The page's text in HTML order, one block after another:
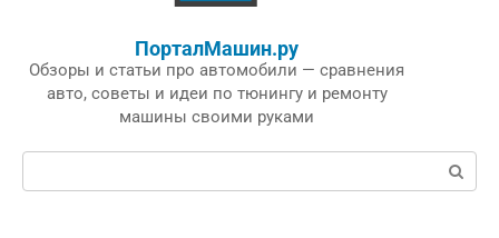
ПорталМашин.ру
Обзоры и статьи про автомобили — сравнения
авто, советы и идеи по тюнингу и ремонту
машины своими руками
Поиск: